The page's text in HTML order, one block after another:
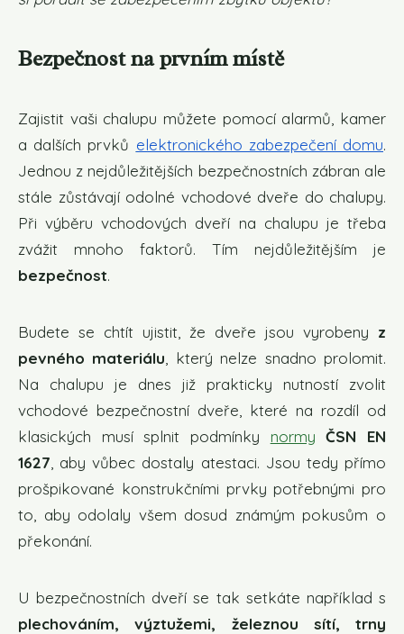
Bezpečnost na prvním místě
Zajistit vaši chalupu můžete pomocí alarmů, kamer
a dalších prvků elektronického zabezpečení domu.
Jednou z nejdůležitějších bezpečnostních zábran ale
stále zůstávají odolné vchodové dveře do chalupy.
Při výběru vchodových dveří na chalupu je třeba
zvážit mnoho faktorů. Tím nejdůležitějším je
bezpečnost.
Budete se chtít ujistit, že dveře jsou vyrobeny z
pevného materiálu , který nelze snadno prolomit.
Na chalupu je dnes již prakticky nutností zvolit
vchodové bezpečnostní dveře, které na rozdíl od
klasických musí splnit podmínky normy ČSN EN
1627 , aby vůbec dostaly atestaci. Jsou tedy přímo
prošpikované konstrukčními prvky potřebnými pro
to, aby odolaly všem dosud známým pokusům o
překonání.
U bezpečnostních dveří se tak setkáte například s
plechováním, výztužemi, železnou sítí, trny